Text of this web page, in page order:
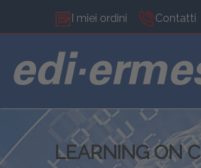
I miei ordini Contatti
LEARNING ON